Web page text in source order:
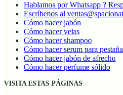
Hablamos por Whatsapp ?
Escríbenos al
Cómo hacer jabón
Cómo hacer velas
Cómo hacer shampoo
Cómo hacer serum para
Cómo hacer jabón de afrecho
Cómo hacer perfume sólido
VISITA ESTAS PÁGINAS